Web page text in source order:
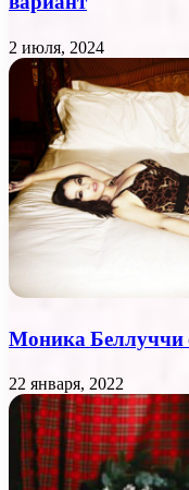
2 июля, 2024
Моника Беллуччи
22 января, 2022